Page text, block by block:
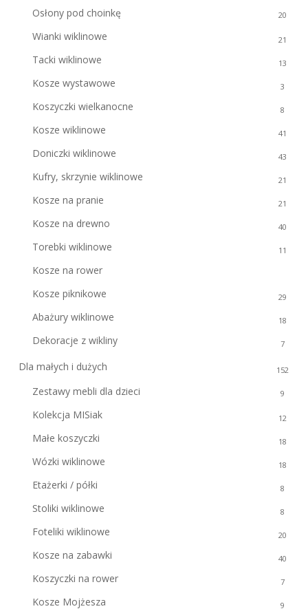
Osłony pod choinkę 20
Wianki wiklinowe 21
Tacki wiklinowe 13
Kosze wystawowe 3
Koszyczki wielkanocne 8
Kosze wiklinowe 41
Doniczki wiklinowe 43
Kufry, skrzynie wiklinowe 21
Kosze na pranie 21
Kosze na drewno 40
Torebki wiklinowe 11
Kosze na rower
Kosze piknikowe 29
Abażury wiklinowe 18
Dekoracje z wikliny 7
Dla małych i dużych 152
Zestawy mebli dla dzieci 9
Kolekcja MISiak 12
Małe koszyczki 18
Wózki wiklinowe 18
Etażerki / półki 8
Stoliki wiklinowe 8
Foteliki wiklinowe 20
Kosze na zabawki 40
Koszyczki na rower 7
Kosze Mojżesza 9